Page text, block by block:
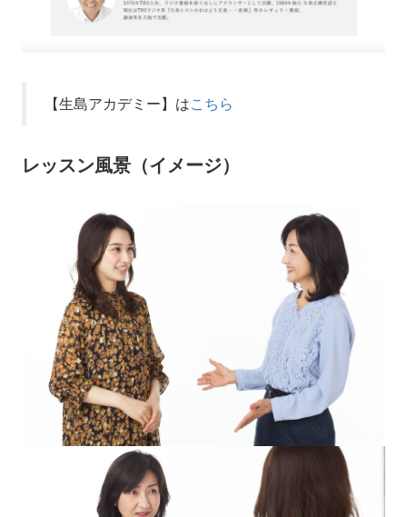
【生島アカデミー】はこちら
レッスン風景（イメージ）